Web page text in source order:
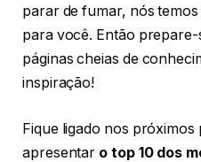
parar de fumar, nós
para você. Então
páginas cheias de
inspiração!
Fique ligado nos
apresentar o top 10 dos